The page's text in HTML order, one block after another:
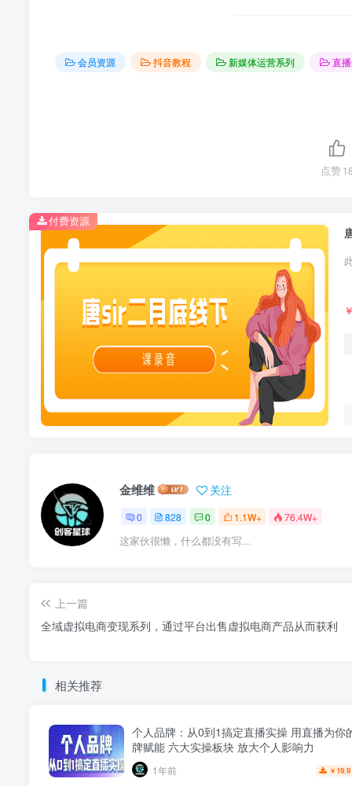
会员资源 抖音教程 新媒体运营系列 直
点赞
付费资源
金维维 关注
0 828 0 1.1W+ 76.4W+
这家伙很懒，什么都没有写...
上一篇
全域虚拟电商变现系列，通过平台出售虚拟电商产品从而获利
相关推荐
个人品牌：从0到1搞定直播实操 用直播为你
牌赋能 六大实操板块 放大个人影响力
1年前 ￥ 19.9